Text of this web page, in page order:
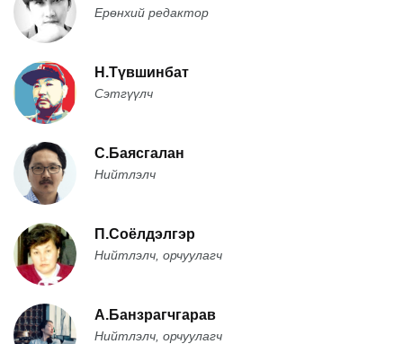
Ерөнхий редактор
Н.Түвшинбат
Сэтгүүлч
С.Баясгалан
Нийтлэлч
П.Соёлдэлгэр
Нийтлэлч, орчуулагч
А.Банзрагчгарав
Нийтлэлч, орчуулагч